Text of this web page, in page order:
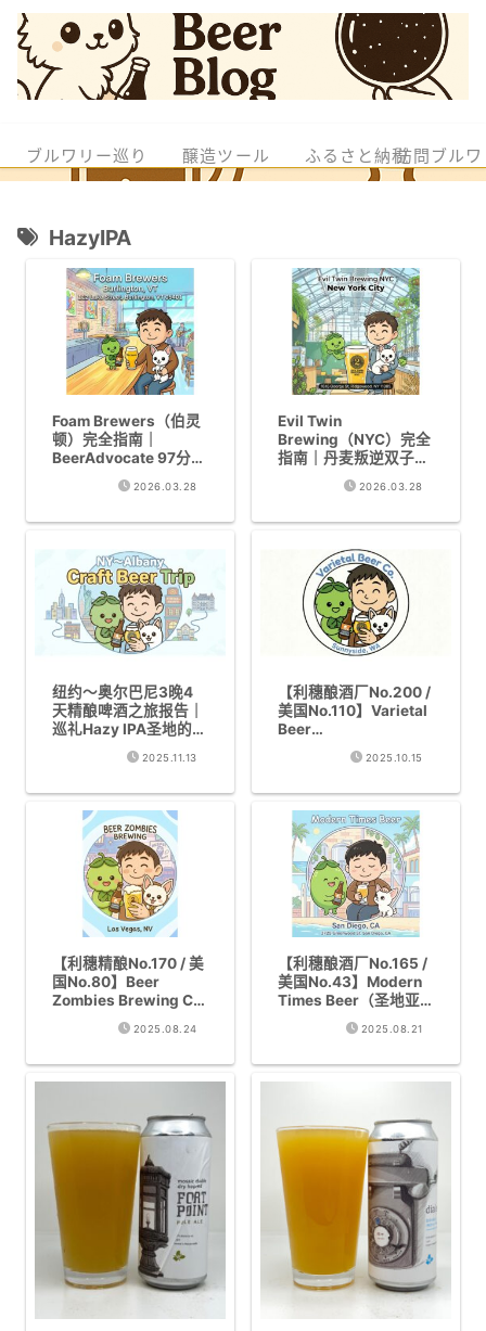
ブルワリー巡り 醸造ツール ふるさと納税訪問ブル
HazyIPA
Foam Brewers（伯灵
顿）完全指南｜
BeerAdvocate 97分佛
蒙特州Top 3精酿啤酒
2026.03.28
Evil Twin
Brewing（NYC）完全
指南｜丹麦叛逆双子创
建的世界Top 10酿酒厂
2026.03.28
纽约～奥尔巴尼3晚4
天精酿啤酒之旅报告｜
巡礼Hazy IPA圣地的
16家店旅行日记
2025.11.13
【利穗酿酒厂No.200 /
美国No.110】Varietal
Beer
Company（Sunnysid
e, WA）｜在雅基马喝
2025.10.15
【利穗精酿No.170 / 美
国No.80】Beer
Zombies Brewing Co.
（Las Vegas, NV）｜
拉斯维加斯也有超现代
2025.08.24
【利穗酿酒厂No.165 /
美国No.43】Modern
Times Beer（圣地亚
哥）｜从冈山时代就是
粉丝，终于在原产地品
2025.08.21